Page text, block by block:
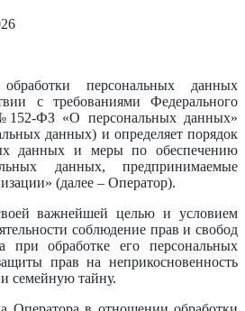
персональных данных
с требованиями Федерального
ФЗ «О персональных данных»
данных) и определяет порядок
данных и меры по обеспечению
данных, предпринимаемые
(далее – Оператор).
важнейшей целью и условием
соблюдение прав и свобод
при обработке его персональных
прав на неприкосновенность
семейную тайну.